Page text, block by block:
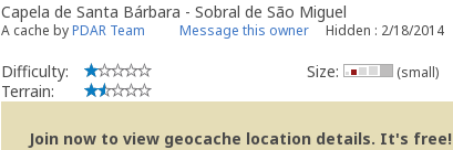
Capela de Santa Bárbara - Sobral de São Miguel
A cache byPDAR Team Message this owner Hidden : 2/18/2014
Difficulty:
Terrain:
Size: (small)
Join now to view geocache location details. It's free!